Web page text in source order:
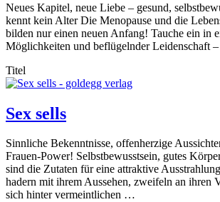
Neues Kapitel, neue Liebe – gesund,
kennt kein Alter Die Menopause und die
bilden nur einen neuen Anfang! Tauche ein in
Möglichkeiten und beflügelnder Leidenschaft
Titel
Sex sells
Sinnliche Bekenntnisse, offenherzige
Frauen-Power! Selbstbewusstsein, gutes
sind die Zutaten für eine attraktive
hadern mit ihrem Aussehen, zweifeln an ihren
sich hinter vermeintlichen …